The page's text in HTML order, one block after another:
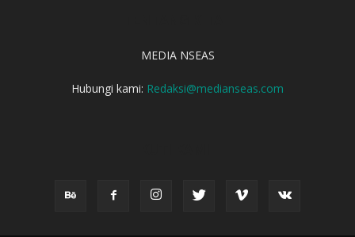
MEDIA NSEAS
Hubungi kami: Redaksi@medianseas.com